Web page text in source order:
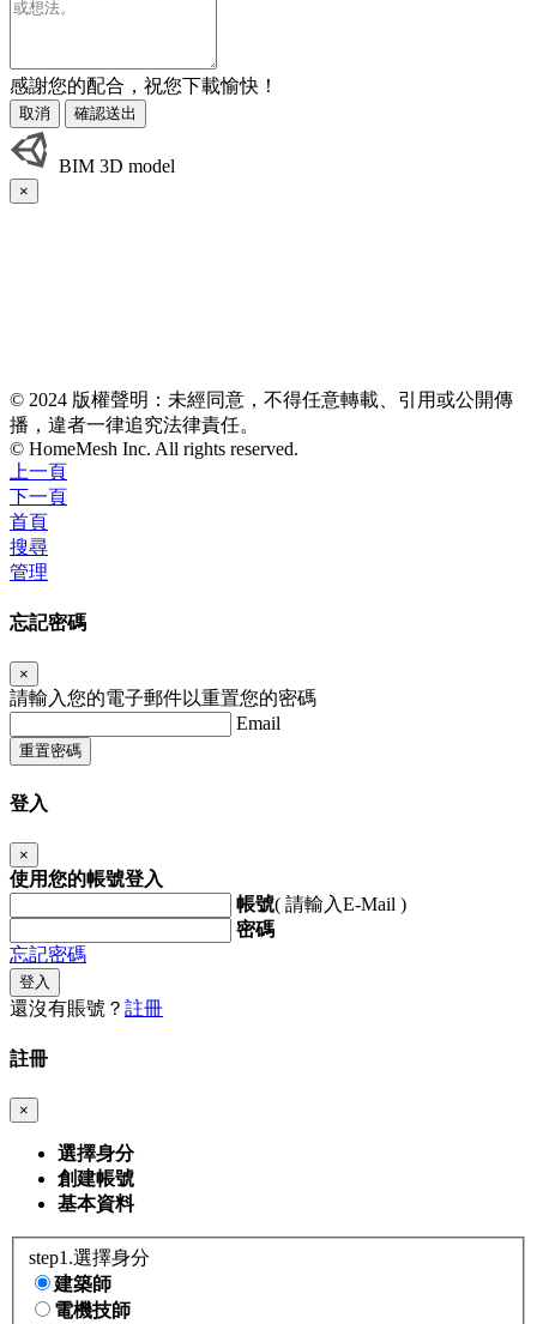
感謝您的配合，祝您下載愉快！
取消 確認送出
BIM 3D model
×
© 2024 版權聲明：未經同意，不得任意轉載、引用或公開傳
播，違者一律追究法律責任。
© HomeMesh Inc. All rights reserved.
上一頁
下一頁
首頁
搜尋
管理
忘記密碼
×
請輸入您的電子郵件以重置您的密碼
Email
重置密碼
登入
×
使用您的帳號登入
帳號( 請輸入E-Mail )
密碼
忘記密碼
登入
還沒有賬號？ 註冊
註冊
×
選擇身分
創建帳號
基本資料
step1.選擇身分
建築師
電機技師